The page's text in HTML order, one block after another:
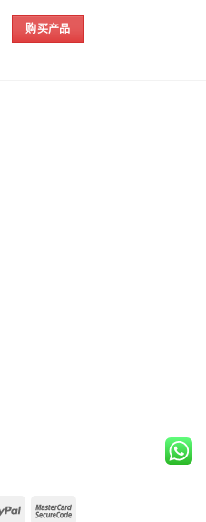
购买产品
PayPal MasterCard